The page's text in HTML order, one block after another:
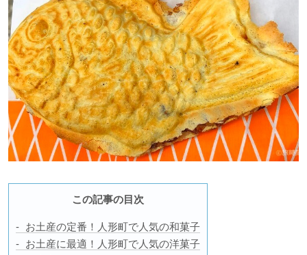
この記事の目次
お土産の定番！人形町で人気の和菓子
お土産に最適！人形町で人気の洋菓子